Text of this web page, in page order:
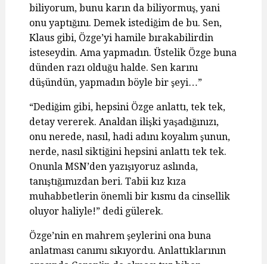
biliyorum, bunu karın da biliyormuş, yani
onu yaptığını. Demek istediğim de bu. Sen,
Klaus gibi, Özge’yi hamile bırakabilirdin
isteseydin. Ama yapmadın. Üstelik Özge buna
dünden razı olduğu halde. Sen karını
düşündün, yapmadın böyle bir şeyi…”
“Dediğim gibi, hepsini Özge anlattı, tek tek,
detay vererek. Analdan ilişki yaşadığınızı,
onu nerede, nasıl, hadi adını koyalım şunun,
nerde, nasıl siktiğini hepsini anlattı tek tek.
Onunla MSN’den yazışıyoruz aslında,
tanıştığımızdan beri. Tabii kız kıza
muhabbetlerin önemli bir kısmı da cinsellik
oluyor haliyle!” dedi gülerek.
Özge’nin en mahrem şeylerini ona buna
anlatması canımı sıkıyordu. Anlattıklarının